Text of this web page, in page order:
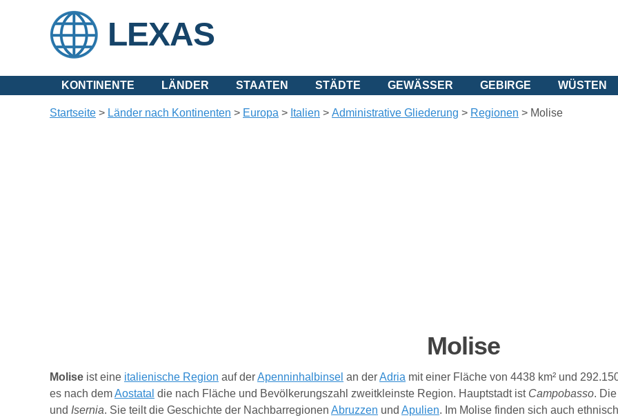
LEXAS
KONTINENTE LÄNDER STAATEN STÄDTE GEWÄSSER GEBIRGE WÜSTEN
Startseite > Länder nach Kontinenten > Europa > Italien > Administrative Gliederung > Regionen > Molise
Molise
Molise ist eine italienische Region auf derApenninhalbinsel an derAdria mit einer Fläche von 4438 km² und
es nach demAostatal die nach Fläche und Bevölkerungszahl zweitkleinste Region. Hauptstadt ist Campobasso.
und Isernia. Sie teilt die Geschichte der Nachbarregionen Abruzzen und Apulien. Im Molise finden sich auch